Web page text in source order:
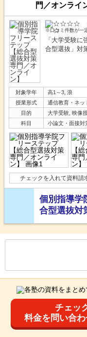
門／オンライ
※口コミ件数が一
「大学受験
合型選抜」対
対象学年
高1～3, 浪
授業形式
通信教育・ネッ
目的
大学受験, 映像
科目
小論文・面接対
チェックを入れて資料請
個別指導学
合型選抜対
チェッ
料金を問い合わ